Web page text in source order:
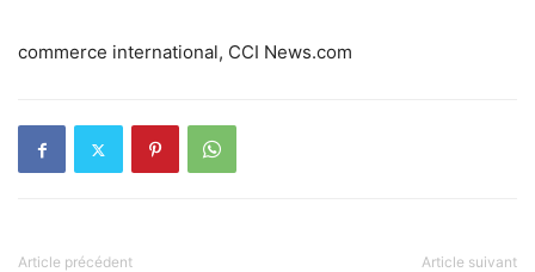
commerce international, CCI News.com
Article précédent Article suivant